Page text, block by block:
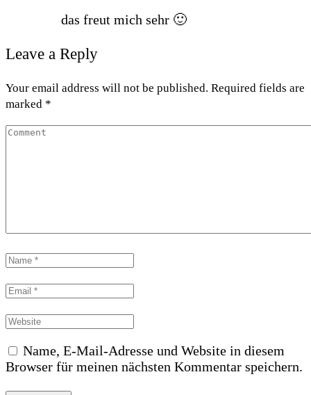
das freut mich sehr 🙂
Leave a Reply
Your email address will not be published. Required fields are
marked *
Name, E-Mail-Adresse und Website in diesem
Browser für meinen nächsten Kommentar speichern.